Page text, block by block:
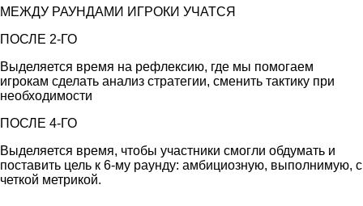
МЕЖДУ РАУНДАМИ ИГРОКИ УЧАТСЯ
ПОСЛЕ 2-ГО
Выделяется время на рефлексию, где мы помогаем
игрокам сделать анализ стратегии, сменить тактику при
необходимости
ПОСЛЕ 4-ГО
Выделяется время, чтобы участники смогли обдумать и
поставить цель к 6-му раунду: амбициозную, выполнимую, с
четкой метрикой.